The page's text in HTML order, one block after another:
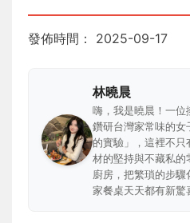
發佈時間： 2025-09-17
林曉晨
嗨，我是曉晨！一
鑽研台灣家常味的女
的實驗」，這裡不
材的堅持與不藏私的
廚房，把繁瑣的步
家餐桌天天都有新驚